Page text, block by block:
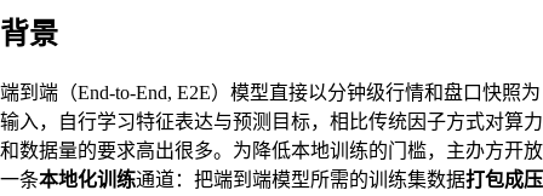
背景
端到端（End-to-End, E2E）模型直接以分钟级行情和盘口快照为
输入，自行学习特征表达与预测目标，相比传统因子方式对算力
和数据量的要求高出很多。为降低本地训练的门槛，主办方开放
一条本地化训练通道：把端到端模型所需的训练集数据打包成压